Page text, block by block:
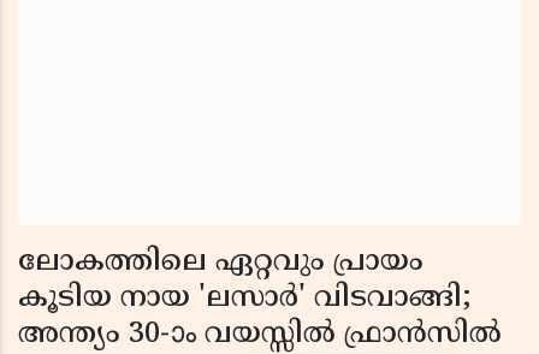
ലോകത്തിലെ ഏറ്റവും പ്രായം
കൂടിയ നായ 'ലസാർ' വിടവാങ്ങി;
അന്ത്യം 30-ാം വയസ്സിൽ ഫ്രാൻസിൽ